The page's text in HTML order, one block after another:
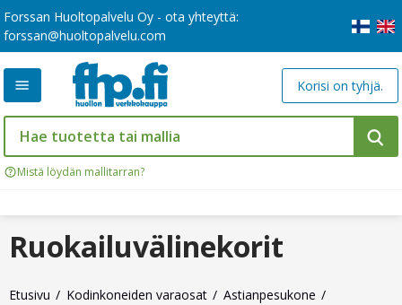
Forssan Huoltopalvelu Oy - ota yhteyttä:
forssan@huoltopalvelu.com
Mistä löydän mallitarran?
Korisi on tyhjä.
Etusivu Kodinkoneiden varaosat
Astianpesukone
Ruokailuvälinekorit